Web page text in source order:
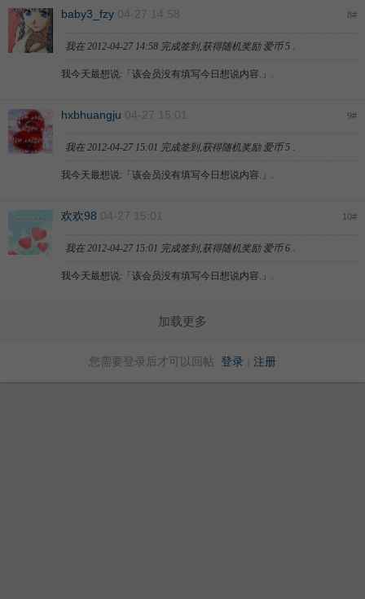
baby3_fzy 04-27 14:58 8#
我在 2012-04-27 14:58 完成签到,获得随机奖励 爱币 5 .
我今天最想说:「 该会员没有填写今日想说内容. 」.
hxbhuangju 04-27 15:01 9#
我在 2012-04-27 15:01 完成签到,获得随机奖励 爱币 5 .
我今天最想说:「 该会员没有填写今日想说内容. 」.
欢欢98 04-27 15:01 10#
我在 2012-04-27 15:01 完成签到,获得随机奖励 爱币 6 .
我今天最想说:「 该会员没有填写今日想说内容. 」.
加载更多
您需要登录后才可以回帖 登录 注册